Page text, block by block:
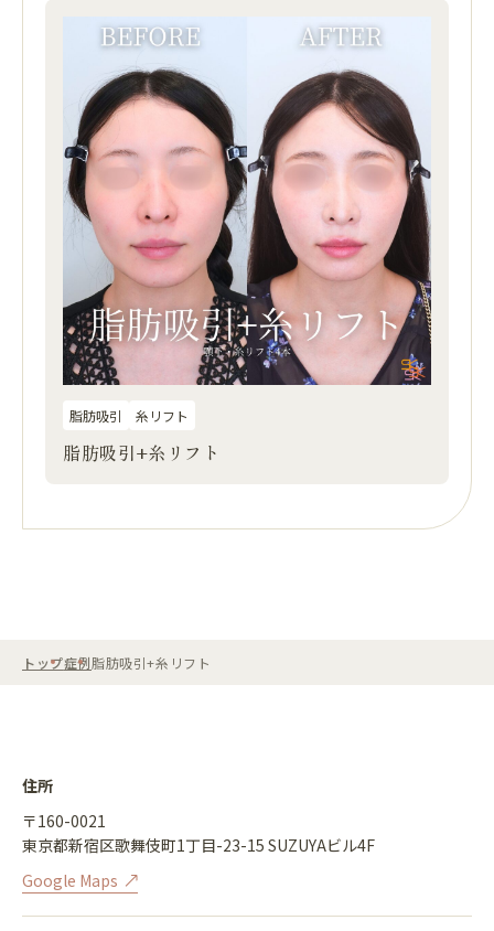
脂肪吸引 糸リフト
脂肪吸引+糸リフト
トップ症例脂肪吸引+糸リフト
住所
〒160-0021
東京都新宿区歌舞伎町1丁目-23-15 SUZUYAビル4F
Google Maps